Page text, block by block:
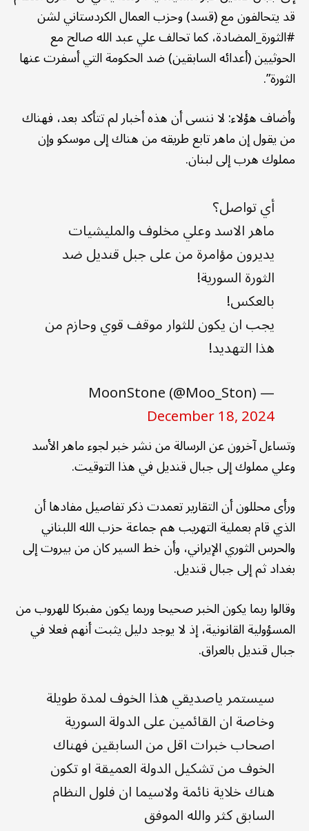
قد يتحالفون مع (قسد) وحزب العمال الكردستاني لشن
#الثورة_المضادة، كما تحالف علي عبد الله صالح مع
الحوثيين (أعدائه السابقين) ضد الحكومة التي أسفرت عنها
الثورة”.
وأضاف هؤلاء: لا ننسى أن هذه أخبار لم تتأكد بعد، فهناك
من يقول إن ماهر تابع طريقه من هناك إلى موسكو وإن
مملوك هرب إلى لبنان.
أي تواصل؟
ماهر الاسد وعلي مخلوف والمليشيات
يديرون مؤامرة من على جبل قنديل ضد
الثورة السورية!
بالعكس!
يجب ان يكون للثوار موقف قوي وحازم من
هذا التهديد!
— MoonStone (@Moo_Ston)
December 18, 2024
وتساءل آخرون عن الرسالة من نشر خبر لجوء ماهر الأسد
وعلي مملوك إلى جبال قنديل في هذا التوقيت.
ورأى محللون أن التقارير تعمدت ذكر تفاصيل مفادها أن
الذي قام بعملية التهريب هم جماعة حزب الله اللبناني
والحرس الثوري الإيراني، وأن خط السير كان من بيروت إلى
بغداد ثم إلى جبال قنديل.
وقالوا ربما يكون الخبر صحيحا وربما يكون مفبركا للهروب من
المسؤولية القانونية، إذ لا يوجد دليل يثبت أنهم فعلا في
جبال قنديل بالعراق.
سيستمر ياصديقي هذا الخوف لمدة طويلة
وخاصة ان القائمين على الدولة السورية
اصحاب خبرات اقل من السابقين فهناك
الخوف من تشكيل الدولة العميقة او تكون
هناك خلاية نائمة ولاسيما ان فلول النظام
السابق كثر والله الموفق